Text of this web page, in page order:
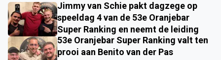
Jimmy van Schie pakt dagzege op
speeldag 4 van de 53e Oranjebar
Super Ranking en neemt de leiding
53e Oranjebar Super Ranking valt ten
prooi aan Benito van der Pas